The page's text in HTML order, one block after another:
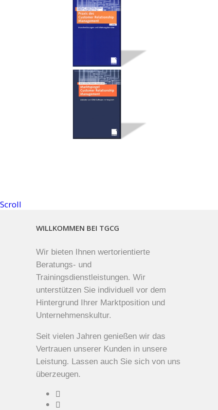
Scroll
WILLKOMMEN BEI TGCG
Wir bieten Ihnen wertorientierte
Beratungs- und
Trainingsdienstleistungen. Wir
unterstützen Sie individuell vor dem
Hintergrund Ihrer Marktposition und
Unternehmenskultur.
Seit vielen Jahren genießen wir das
Vertrauen unserer Kunden in unsere
Leistung. Lassen auch Sie sich von uns
überzeugen.